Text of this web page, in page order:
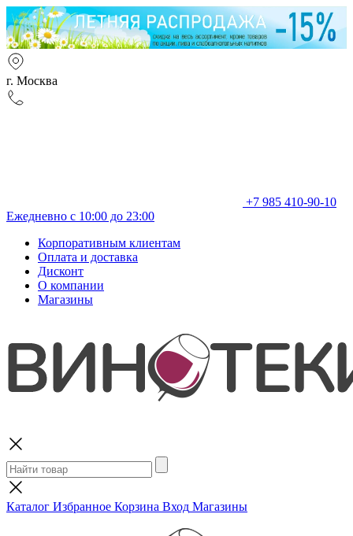
г. Москва
+7 985 410-90-10
Ежедневно с 10:00 до 23:00
Корпоративным клиентам
Оплата и доставка
Дисконт
О компании
Магазины
Каталог Избранное Корзина Вход Магазины